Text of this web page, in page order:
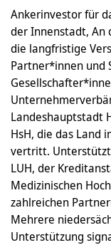
Ankerinvestor für
der Innenstadt, An
die langfristige
Partner*innen und
Landeshauptstadt
HsH, die das Land
vertritt.
LUH, der
Medizinischen
zahlreichen
Mehrere
Unterstützung